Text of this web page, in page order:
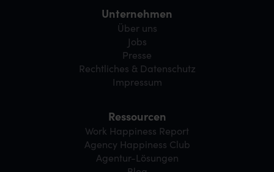
Unternehmen
Über uns
Jobs
Presse
Rechtliches & Datenschutz
Impressum
Ressourcen
Work Happiness Report
Agency Happiness Club
Agentur-Lösungen